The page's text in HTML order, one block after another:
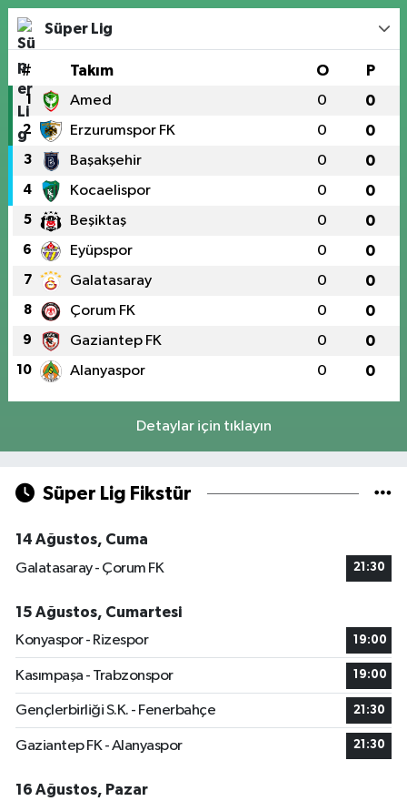
Süper Lig
# Takım O P
1 Amed 0 0
2 Erzurumspor FK 0 0
3 Başakşehir 0 0
4 Kocaelispor 0 0
5 Beşiktaş 0 0
6 Eyüpspor 0 0
7 Galatasaray 0 0
8 Çorum FK 0 0
9 Gaziantep FK 0 0
10 Alanyaspor 0 0
Detaylar için tıklayın
Süper Lig Fikstür
14 Ağustos, Cuma
Galatasaray - Çorum FK
21:30
15 Ağustos, Cumartesi
Konyaspor - Rizespor
19:00
Kasımpaşa - Trabzonspor 19:00
Gençlerbirliği S.K. - Fenerbahçe 21:30
Gaziantep FK - Alanyaspor 21:30
16 Ağustos, Pazar